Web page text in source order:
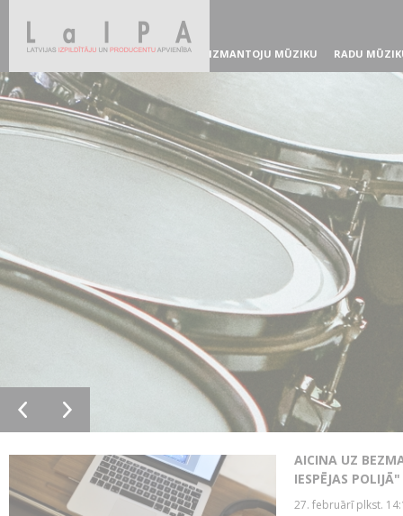
IZMANTOJU MŪZIKU RADU
AICINA UZ
IESPĒJAS POLIJĀ"
27. februārī plkst.